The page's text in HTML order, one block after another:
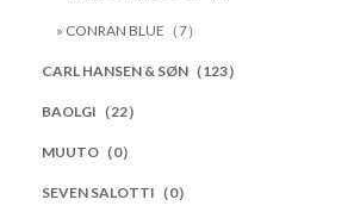
» CONRAN BLUE（7）
CARL HANSEN & SØN（123）
BAOLGI（22）
MUUTO（0）
SEVEN SALOTTI（0）